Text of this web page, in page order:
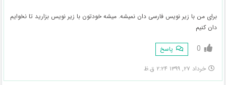
برای من با زیر نویس فارسی دان نمیشه. میشه خودتون با زیر نویس بزارید تا نخوایم
دان کنیم
0 پاسخ
خرداد ۲۷, ۱۳۹۹ ۲:۲۴ ق.ظ